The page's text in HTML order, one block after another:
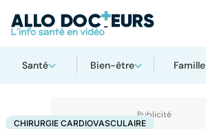
Santé Bien-être Famille
AccueilSantéMaladiesChirurgie cardiovasculaire
CHIRURGIE CARDIOVASCULAIRE